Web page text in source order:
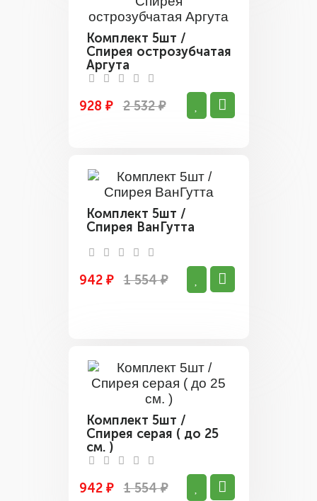
Комплект 5шт /
Спирея острозубчатая
Аргута
928 ₽ 2 532 ₽
Комплект 5шт /
Спирея ВанГутта
942 ₽ 1 554 ₽
Комплект 5шт /
Спирея серая ( до 25
см. )
942 ₽ 1 554 ₽